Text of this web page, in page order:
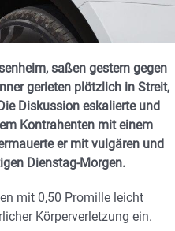
saßen gestern gegen
gerieten plötzlich in Streit,
Diskussion eskalierte und
Kontrahenten mit einem
er mit vulgären und
Dienstag-Morgen.
mit 0,50 Promille leicht
Körperverletzung ein.